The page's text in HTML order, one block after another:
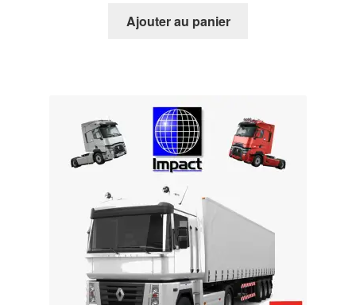
Ajouter au panier